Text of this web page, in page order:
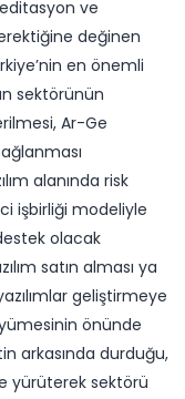
ve
değinen
en önemli
sektörünün
Ar-Ge
alanında risk
işbirliği modeliyle
olacak
satın alması ya
geliştirmeye
önünde
arkasında durduğu,
yürüterek sektörü